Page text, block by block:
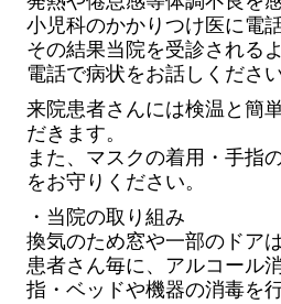
小児科のかかりつけ医に電
その結果当院を受診される
電話で病状をお話しください
来院患者さんには検温と簡
だきます。
また、マスクの着用・手指
をお守りください。
・当院の取り組み
換気のため窓や一部のドア
患者さん毎に、アルコール
指・ベッドや機器の消毒を